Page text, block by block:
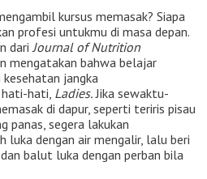
kursus memasak? Siapa
profesi untukmu di masa depan.
dari Journal of Nutrition
mengatakan bahwa belajar
jangka
hati, Ladies. Jika sewaktu-
di dapur, seperti teriris pisau
panas, segera lakukan
luka dengan air mengalir, lalu beri
balut luka dengan perban bila